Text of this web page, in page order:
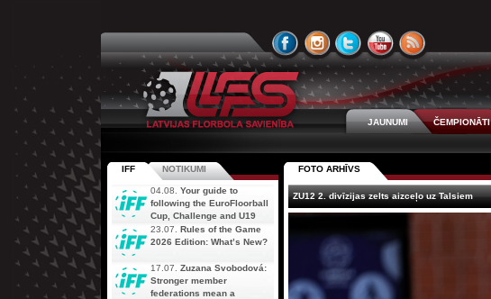
JAUNUMI ČEMPIONĀTI
FOTO ARHĪVS
ZU12 2. divīzijas zelts aizceļo uz Talsiem
IFF NOTIKUMI
04.08. Your guide to
following the EuroFloorball
Cup, Challenge and U19
AOFC Qualifiers
simultaneously
23.07. Rules of the Game
2026 Edition: What’s New?
17.07. Zuzana Svobodová:
Stronger member
federations mean a